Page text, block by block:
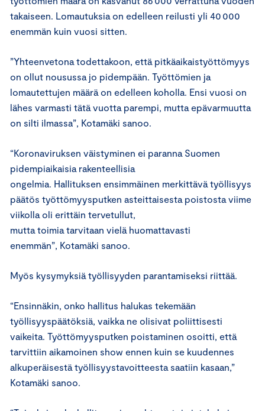
takaiseen. Lomautuksia on edelleen reilusti yli 40 000
enemmän kuin vuosi sitten.
”Yhteenvetona todettakoon, että pitkäaikaistyöttömyys
on ollut nousussa jo pidempään. Työttömien ja
lomautettujen määrä on edelleen koholla. Ensi vuosi on
lähes varmasti tätä vuotta parempi, mutta epävarmuutta
on silti ilmassa”, Kotamäki sanoo.
“Koronaviruksen väistyminen ei paranna Suomen
pidempiaikaisia rakenteellisia
ongelmia. Hallituksen ensimmäinen merkittävä työllisyys
päätös työttömyysputken asteittaisesta poistosta viime
viikolla oli erittäin tervetullut,
mutta toimia tarvitaan vielä huomattavasti
enemmän”, Kotamäki sanoo.
Myös kysymyksiä työllisyyden parantamiseksi riittää.
“Ensinnäkin, onko hallitus halukas tekemään
työllisyyspäätöksiä, vaikka ne olisivat poliittisesti
vaikeita. Työttömyysputken poistaminen osoitti, että
tarvittiin aikamoinen show ennen kuin se kuudennes
alkuperäisestä työllisyystavoitteesta saatiin kasaan,”
Kotamäki sanoo.